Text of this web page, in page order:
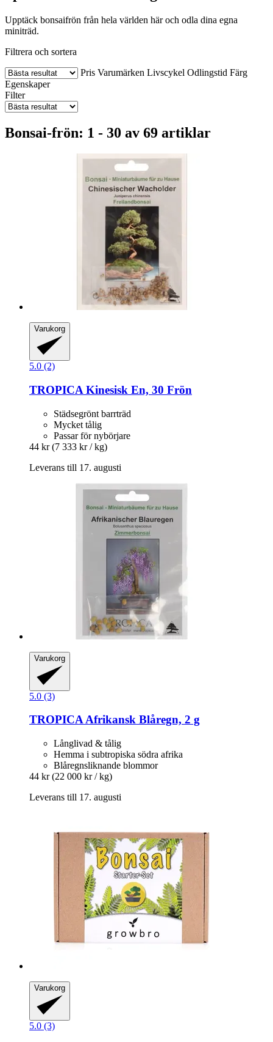
Upptäck bonsaifrön från hela världen här och odla dina egna
miniträd.
Filtrera och sortera
Pris Varumärken Livscykel Odlingstid Färg
Egenskaper
Filter
Bonsai-frön: 1 - 30 av 69 artiklar
Varukorg
5.0 (2)
TROPICA Kinesisk En, 30 Frön
Städsegrönt barrträd
Mycket tålig
Passar för nybörjare
44 kr (7 333 kr / kg)
Leverans till 17. augusti
Varukorg
5.0 (3)
TROPICAAfrikansk Blåregn, 2 g
Långlivad & tålig
Hemma i subtropiska södra afrika
Blåregnsliknande blommor
44 kr (22 000 kr / kg)
Leverans till 17. augusti
Varukorg
5.0 (3)